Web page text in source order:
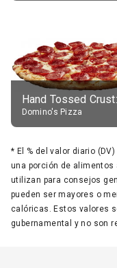
Domino's Pizza
* El % del valor diario
una porción de
utilizan para consejos
pueden ser mayores o
calóricas. Estos valores
gubernamental y no son